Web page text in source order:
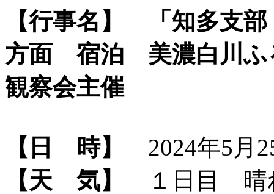
【行事名】
「知多支
方面 宿泊 美濃白川ふ
観察会主催
【日 時】
2024年5月
【天 気】
１日目